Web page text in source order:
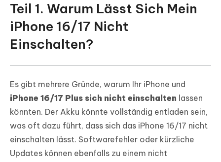
Teil 1. Warum Lässt Sich Mein
iPhone 16/17 Nicht
Einschalten?
Es gibt mehrere Gründe, warum Ihr iPhone und
iPhone 16/17 Plus sich nicht einschalten lassen
könnten. Der Akku könnte vollständig entladen sein,
was oft dazu führt, dass sich das iPhone 16/17 nicht
einschalten lässt. Softwarefehler oder kürzliche
Updates können ebenfalls zu einem nicht